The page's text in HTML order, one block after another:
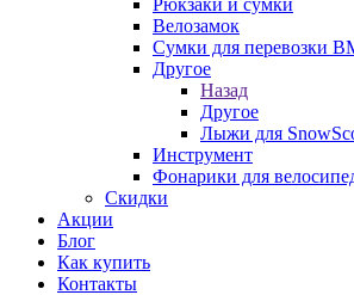
Рюкзаки и сумки
Велозамок
Сумки для перевозки
Другое
Назад
Другое
Лыжи для
Инструмент
Фонарики для
Скидки
Акции
Блог
Как купить
Контакты